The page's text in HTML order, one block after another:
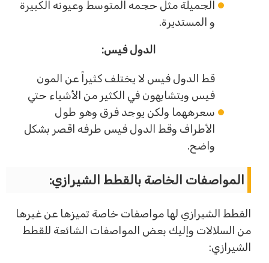
الجميلة مثل حجمه المتوسط وعيونه الكبيرة
و المستديرة.
الدول فيس:
قط الدول فيس لا يختلف كثيراً عن المون
فيس ويتشابهون في الكثير من الأشياء حتي
سعرههما ولكن يوجد فرق وهو طول
الأطراف وقط الدول فيس طرفه اقصر بشكل
واضح.
المواصفات الخاصة بالقطط الشيرازي:
القطط الشيرازي لها مواصفات خاصة تميزها عن غيرها
من السلالات وإليك بعض المواصفات الشائعة للقطط
الشيرازي: